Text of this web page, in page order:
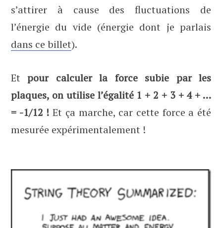
s’attirer à cause des fluctuations de
l’énergie du vide (énergie dont je parlais
dans ce billet).
Etpour calculer la force subie par les
plaques, on utilise l’égalité 1 + 2 + 3 + 4 + …
= -1/12 !Et ça marche, car cette force a été
mesurée expérimentalement !